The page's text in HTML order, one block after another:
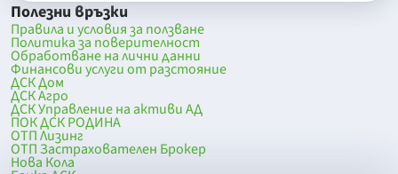
Полезни връзки
Правила и условия за ползване
Политика за поверителност
Обработване на лични данни
Финансови услуги от разстояние
ДСК Дом
ДСК Агро
ДСК Управление на активи АД
ПОК ДСК РОДИНА
ОТП Лизинг
ОТП Застрахователен Брокер
Нова Кола